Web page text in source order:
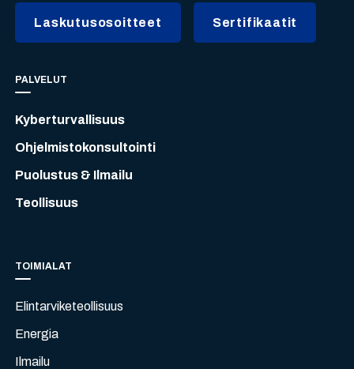
Laskutusosoitteet Sertifikaatit
PALVELUT
Kyberturvallisuus
Ohjelmistokonsultointi
Puolustus & Ilmailu
Teollisuus
TOIMIALAT
Elintarviketeollisuus
Energia
Ilmailu